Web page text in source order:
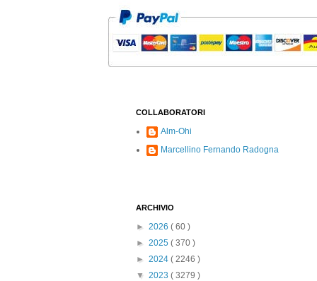
COLLABORATORI
Alm-Ohi
Marcellino Fernando Radogna
ARCHIVIO
► 2026 ( 60 )
► 2025 ( 370 )
► 2024 ( 2246 )
▼ 2023 ( 3279 )